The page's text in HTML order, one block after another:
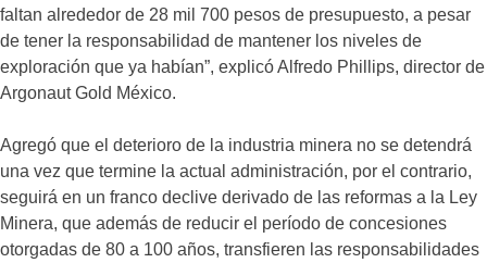
faltan alrededor de 28 mil 700 pesos de presupuesto, a pesar
de tener la responsabilidad de mantener los niveles de
exploración que ya habían”, explicó Alfredo Phillips, director de
Argonaut Gold México.
Agregó que el deterioro de la industria minera no se detendrá
una vez que termine la actual administración, por el contrario,
seguirá en un franco declive derivado de las reformas a la Ley
Minera, que además de reducir el período de concesiones
otorgadas de 80 a 100 años, transfieren las responsabilidades